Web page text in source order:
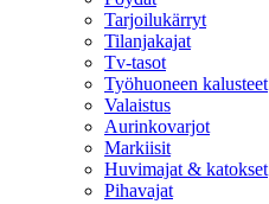
Tarjoilukärryt
Tilanjakajat
Tv-tasot
Työhuoneen kalusteet
Valaistus
Aurinkovarjot
Markiisit
Huvimajat & katokset
Pihavajat